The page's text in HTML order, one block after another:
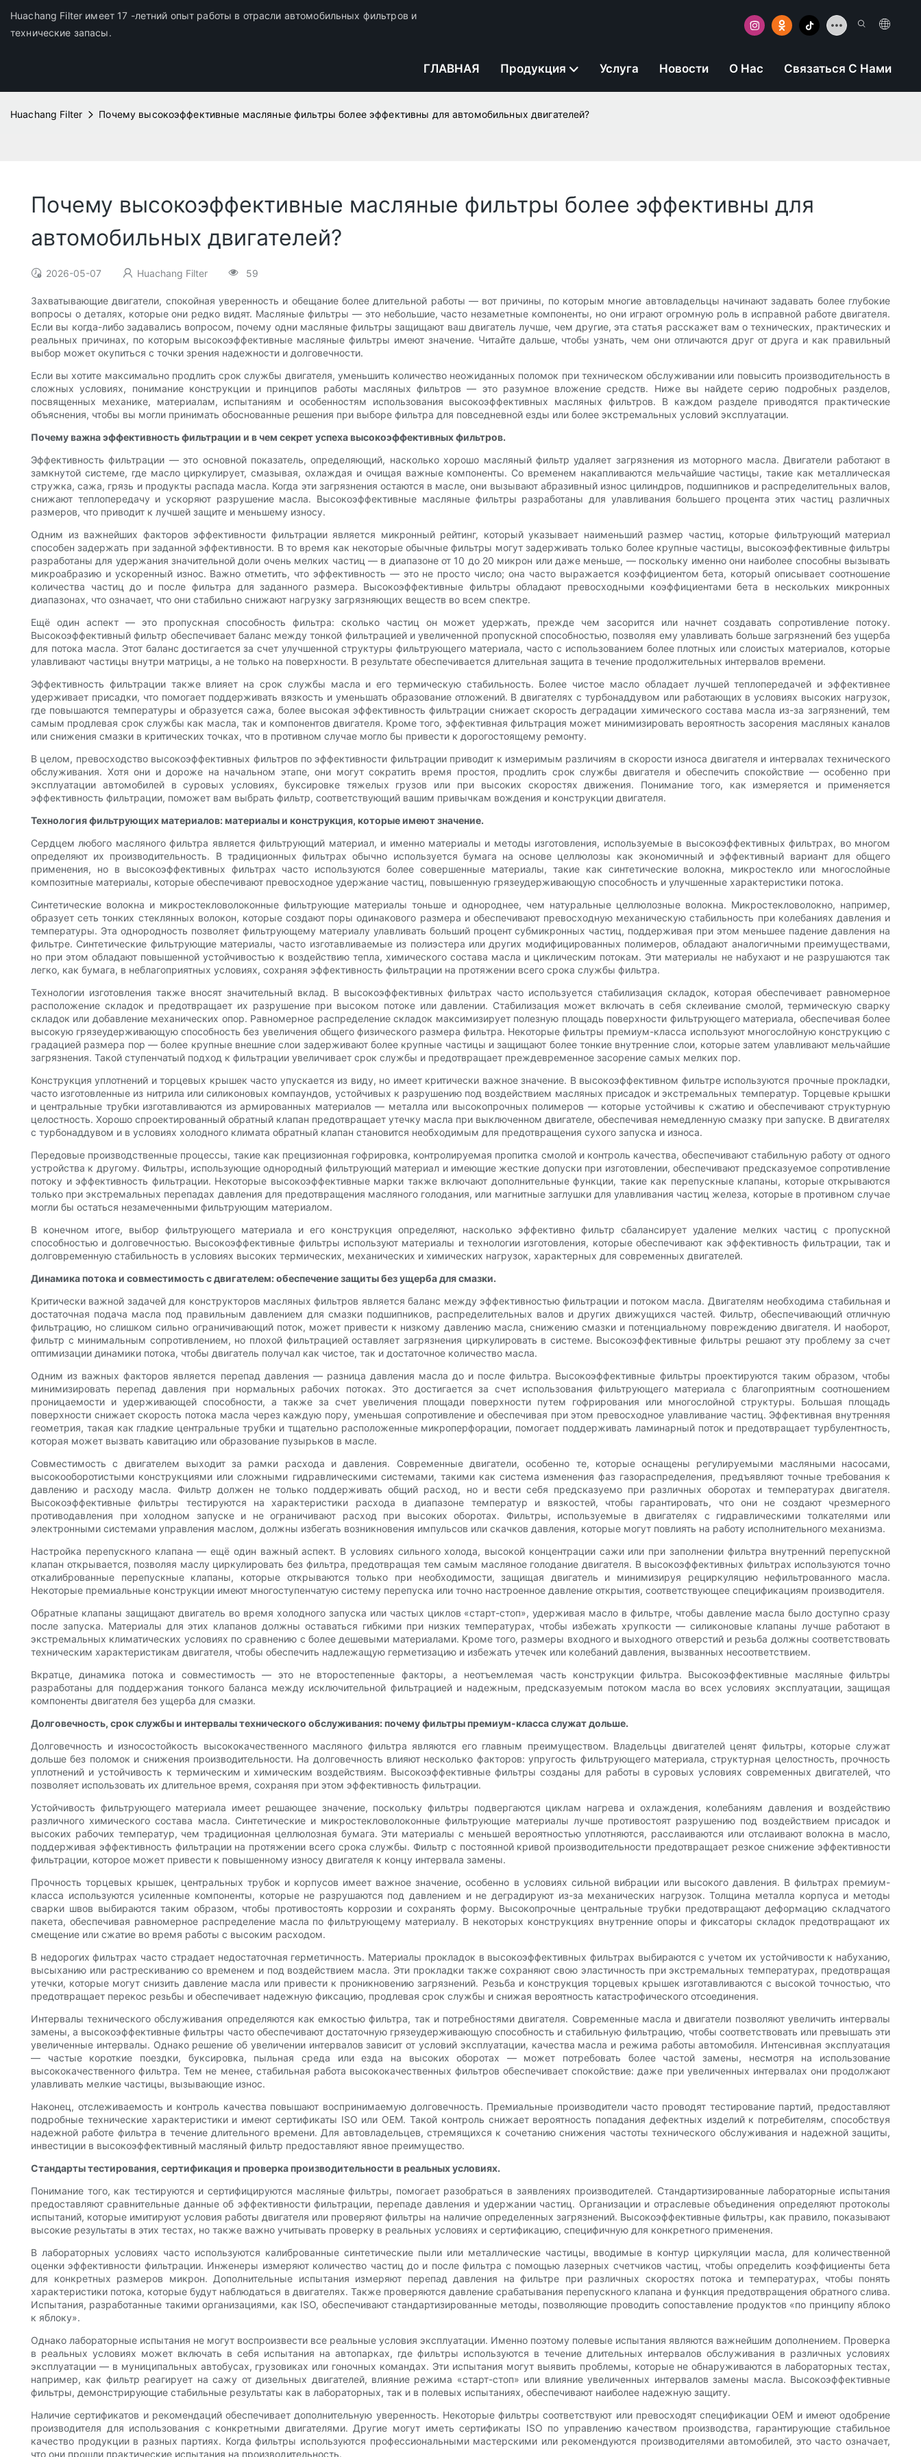
Huachang Filter имеет 17 -летний опыт работы в отрасли автомобильных фильтров и
технические запасы.
ГЛАВНАЯ Продукция Услуга Новости О Нас Связаться С Нами
Huachang Filter Почему высокоэффективные масляные фильтры более эффективны для автомобильных двигателей?
Почему высокоэффективные масляные фильтры более эффективны для
автомобильных двигателей?
2026-05-07 Huachang Filter 59
Захватывающие двигатели, спокойная уверенность и обещание более длительной работы — вот причины, по которым многие автовладельцы начинают задавать более глубокие
вопросы о деталях, которые они редко видят. Масляные фильтры — это небольшие, часто незаметные компоненты, но они играют огромную роль в исправной работе двигателя.
Если вы когда-либо задавались вопросом, почему одни масляные фильтры защищают ваш двигатель лучше, чем другие, эта статья расскажет вам о технических, практических и
реальных причинах, по которым высокоэффективные масляные фильтры имеют значение. Читайте дальше, чтобы узнать, чем они отличаются друг от друга и как правильный
выбор может окупиться с точки зрения надежности и долговечности.
Если вы хотите максимально продлить срок службы двигателя, уменьшить количество неожиданных поломок при техническом обслуживании или повысить производительность в
сложных условиях, понимание конструкции и принципов работы масляных фильтров — это разумное вложение средств. Ниже вы найдете серию подробных разделов,
посвященных механике, материалам, испытаниям и особенностям использования высокоэффективных масляных фильтров. В каждом разделе приводятся практические
объяснения, чтобы вы могли принимать обоснованные решения при выборе фильтра для повседневной езды или более экстремальных условий эксплуатации.
Почему важна эффективность фильтрации и в чем секрет успеха высокоэффективных фильтров.
Эффективность фильтрации — это основной показатель, определяющий, насколько хорошо масляный фильтр удаляет загрязнения из моторного масла. Двигатели работают в
замкнутой системе, где масло циркулирует, смазывая, охлаждая и очищая важные компоненты. Со временем накапливаются мельчайшие частицы, такие как металлическая
стружка, сажа, грязь и продукты распада масла. Когда эти загрязнения остаются в масле, они вызывают абразивный износ цилиндров, подшипников и распределительных валов,
снижают теплопередачу и ускоряют разрушение масла. Высокоэффективные масляные фильтры разработаны для улавливания большего процента этих частиц различных
размеров, что приводит к лучшей защите и меньшему износу.
Одним из важнейших факторов эффективности фильтрации является микронный рейтинг, который указывает наименьший размер частиц, которые фильтрующий материал
способен задержать при заданной эффективности. В то время как некоторые обычные фильтры могут задерживать только более крупные частицы, высокоэффективные фильтры
разработаны для удержания значительной доли очень мелких частиц — в диапазоне от 10 до 20 микрон или даже меньше, — поскольку именно они наиболее способны вызывать
микроабразию и ускоренный износ. Важно отметить, что эффективность — это не просто число; она часто выражается коэффициентом бета, который описывает соотношение
количества частиц до и после фильтра для заданного размера. Высокоэффективные фильтры обладают превосходными коэффициентами бета в нескольких микронных
диапазонах, что означает, что они стабильно снижают нагрузку загрязняющих веществ во всем спектре.
Ещё один аспект — это пропускная способность фильтра: сколько частиц он может удержать, прежде чем засорится или начнет создавать сопротивление потоку.
Высокоэффективный фильтр обеспечивает баланс между тонкой фильтрацией и увеличенной пропускной способностью, позволяя ему улавливать больше загрязнений без ущерба
для потока масла. Этот баланс достигается за счет улучшенной структуры фильтрующего материала, часто с использованием более плотных или слоистых материалов, которые
улавливают частицы внутри матрицы, а не только на поверхности. В результате обеспечивается длительная защита в течение продолжительных интервалов времени.
Эффективность фильтрации также влияет на срок службы масла и его термическую стабильность. Более чистое масло обладает лучшей теплопередачей и эффективнее
удерживает присадки, что помогает поддерживать вязкость и уменьшать образование отложений. В двигателях с турбонаддувом или работающих в условиях высоких нагрузок,
где повышаются температуры и образуется сажа, более высокая эффективность фильтрации снижает скорость деградации химического состава масла из-за загрязнений, тем
самым продлевая срок службы как масла, так и компонентов двигателя. Кроме того, эффективная фильтрация может минимизировать вероятность засорения масляных каналов
или снижения смазки в критических точках, что в противном случае могло бы привести к дорогостоящему ремонту.
В целом, превосходство высокоэффективных фильтров по эффективности фильтрации приводит к измеримым различиям в скорости износа двигателя и интервалах технического
обслуживания. Хотя они и дороже на начальном этапе, они могут сократить время простоя, продлить срок службы двигателя и обеспечить спокойствие — особенно при
эксплуатации автомобилей в суровых условиях, буксировке тяжелых грузов или при высоких скоростях движения. Понимание того, как измеряется и применяется
эффективность фильтрации, поможет вам выбрать фильтр, соответствующий вашим привычкам вождения и конструкции двигателя.
Технология фильтрующих материалов: материалы и конструкция, которые имеют значение.
Сердцем любого масляного фильтра является фильтрующий материал, и именно материалы и методы изготовления, используемые в высокоэффективных фильтрах, во многом
определяют их производительность. В традиционных фильтрах обычно используется бумага на основе целлюлозы как экономичный и эффективный вариант для общего
применения, но в высокоэффективных фильтрах часто используются более совершенные материалы, такие как синтетические волокна, микростекло или многослойные
композитные материалы, которые обеспечивают превосходное удержание частиц, повышенную грязеудерживающую способность и улучшенные характеристики потока.
Синтетические волокна и микростекловолоконные фильтрующие материалы тоньше и однороднее, чем натуральные целлюлозные волокна. Микростекловолокно, например,
образует сеть тонких стеклянных волокон, которые создают поры одинакового размера и обеспечивают превосходную механическую стабильность при колебаниях давления и
температуры. Эта однородность позволяет фильтрующему материалу улавливать больший процент субмикронных частиц, поддерживая при этом меньшее падение давления на
фильтре. Синтетические фильтрующие материалы, часто изготавливаемые из полиэстера или других модифицированных полимеров, обладают аналогичными преимуществами,
но при этом обладают повышенной устойчивостью к воздействию тепла, химического состава масла и циклическим потокам. Эти материалы не набухают и не разрушаются так
легко, как бумага, в неблагоприятных условиях, сохраняя эффективность фильтрации на протяжении всего срока службы фильтра.
Технологии изготовления также вносят значительный вклад. В высокоэффективных фильтрах часто используется стабилизация складок, которая обеспечивает равномерное
расположение складок и предотвращает их разрушение при высоком потоке или давлении. Стабилизация может включать в себя склеивание смолой, термическую сварку
складок или добавление механических опор. Равномерное распределение складок максимизирует полезную площадь поверхности фильтрующего материала, обеспечивая более
высокую грязеудерживающую способность без увеличения общего физического размера фильтра. Некоторые фильтры премиум-класса используют многослойную конструкцию с
градацией размера пор — более крупные внешние слои задерживают более крупные частицы и защищают более тонкие внутренние слои, которые затем улавливают мельчайшие
загрязнения. Такой ступенчатый подход к фильтрации увеличивает срок службы и предотвращает преждевременное засорение самых мелких пор.
Конструкция уплотнений и торцевых крышек часто упускается из виду, но имеет критически важное значение. В высокоэффективном фильтре используются прочные прокладки,
часто изготовленные из нитрила или силиконовых компаундов, устойчивых к разрушению под воздействием масляных присадок и экстремальных температур. Торцевые крышки
и центральные трубки изготавливаются из армированных материалов — металла или высокопрочных полимеров — которые устойчивы к сжатию и обеспечивают структурную
целостность. Хорошо спроектированный обратный клапан предотвращает утечку масла при выключенном двигателе, обеспечивая немедленную смазку при запуске. В двигателях
с турбонаддувом и в условиях холодного климата обратный клапан становится необходимым для предотвращения сухого запуска и износа.
Передовые производственные процессы, такие как прецизионная гофрировка, контролируемая пропитка смолой и контроль качества, обеспечивают стабильную работу от одного
устройства к другому. Фильтры, использующие однородный фильтрующий материал и имеющие жесткие допуски при изготовлении, обеспечивают предсказуемое сопротивление
потоку и эффективность фильтрации. Некоторые высокоэффективные марки также включают дополнительные функции, такие как перепускные клапаны, которые открываются
только при экстремальных перепадах давления для предотвращения масляного голодания, или магнитные заглушки для улавливания частиц железа, которые в противном случае
могли бы остаться незамеченными фильтрующим материалом.
В конечном итоге, выбор фильтрующего материала и его конструкция определяют, насколько эффективно фильтр сбалансирует удаление мелких частиц с пропускной
способностью и долговечностью. Высокоэффективные фильтры используют материалы и технологии изготовления, которые обеспечивают как эффективность фильтрации, так и
долговременную стабильность в условиях высоких термических, механических и химических нагрузок, характерных для современных двигателей.
Динамика потока и совместимость с двигателем: обеспечение защиты без ущерба для смазки.
Критически важной задачей для конструкторов масляных фильтров является баланс между эффективностью фильтрации и потоком масла. Двигателям необходима стабильная и
достаточная подача масла под правильным давлением для смазки подшипников, распределительных валов и других движущихся частей. Фильтр, обеспечивающий отличную
фильтрацию, но слишком сильно ограничивающий поток, может привести к низкому давлению масла, снижению смазки и потенциальному повреждению двигателя. И наоборот,
фильтр с минимальным сопротивлением, но плохой фильтрацией оставляет загрязнения циркулировать в системе. Высокоэффективные фильтры решают эту проблему за счет
оптимизации динамики потока, чтобы двигатель получал как чистое, так и достаточное количество масла.
Одним из важных факторов является перепад давления — разница давления масла до и после фильтра. Высокоэффективные фильтры проектируются таким образом, чтобы
минимизировать перепад давления при нормальных рабочих потоках. Это достигается за счет использования фильтрующего материала с благоприятным соотношением
проницаемости и удерживающей способности, а также за счет увеличения площади поверхности путем гофрирования или многослойной структуры. Большая площадь
поверхности снижает скорость потока масла через каждую пору, уменьшая сопротивление и обеспечивая при этом превосходное улавливание частиц. Эффективная внутренняя
геометрия, такая как гладкие центральные трубки и тщательно расположенные микроперфорации, помогает поддерживать ламинарный поток и предотвращает турбулентность,
которая может вызвать кавитацию или образование пузырьков в масле.
Совместимость с двигателем выходит за рамки расхода и давления. Современные двигатели, особенно те, которые оснащены регулируемыми масляными насосами,
высокооборотистыми конструкциями или сложными гидравлическими системами, такими как система изменения фаз газораспределения, предъявляют точные требования к
давлению и расходу масла. Фильтр должен не только поддерживать общий расход, но и вести себя предсказуемо при различных оборотах и ​​температурах двигателя.
Высокоэффективные фильтры тестируются на характеристики расхода в диапазоне температур и вязкостей, чтобы гарантировать, что они не создают чрезмерного
противодавления при холодном запуске и не ограничивают расход при высоких оборотах. Фильтры, используемые в двигателях с гидравлическими толкателями или
электронными системами управления маслом, должны избегать возникновения импульсов или скачков давления, которые могут повлиять на работу исполнительного механизма.
Настройка перепускного клапана — ещё один важный аспект. В условиях сильного холода, высокой концентрации сажи или при заполнении фильтра внутренний перепускной
клапан открывается, позволяя маслу циркулировать без фильтра, предотвращая тем самым масляное голодание двигателя. В высокоэффективных фильтрах используются точно
откалиброванные перепускные клапаны, которые открываются только при необходимости, защищая двигатель и минимизируя рециркуляцию нефильтрованного масла.
Некоторые премиальные конструкции имеют многоступенчатую систему перепуска или точно настроенное давление открытия, соответствующее спецификациям производителя.
Обратные клапаны защищают двигатель во время холодного запуска или частых циклов «старт-стоп», удерживая масло в фильтре, чтобы давление масла было доступно сразу
после запуска. Материалы для этих клапанов должны оставаться гибкими при низких температурах, чтобы избежать хрупкости — силиконовые клапаны лучше работают в
экстремальных климатических условиях по сравнению с более дешевыми материалами. Кроме того, размеры входного и выходного отверстий и резьба должны соответствовать
техническим характеристикам двигателя, чтобы обеспечить надлежащую герметизацию и избежать утечек или колебаний давления, вызванных несоответствием.
Вкратце, динамика потока и совместимость — это не второстепенные факторы, а неотъемлемая часть конструкции фильтра. Высокоэффективные масляные фильтры
разработаны для поддержания тонкого баланса между исключительной фильтрацией и надежным, предсказуемым потоком масла во всех условиях эксплуатации, защищая
компоненты двигателя без ущерба для смазки.
Долговечность, срок службы и интервалы технического обслуживания: почему фильтры премиум-класса служат дольше.
Долговечность и износостойкость высококачественного масляного фильтра являются его главным преимуществом. Владельцы двигателей ценят фильтры, которые служат
дольше без поломок и снижения производительности. На долговечность влияют несколько факторов: упругость фильтрующего материала, структурная целостность, прочность
уплотнений и устойчивость к термическим и химическим воздействиям. Высокоэффективные фильтры созданы для работы в суровых условиях современных двигателей, что
позволяет использовать их длительное время, сохраняя при этом эффективность фильтрации.
Устойчивость фильтрующего материала имеет решающее значение, поскольку фильтры подвергаются циклам нагрева и охлаждения, колебаниям давления и воздействию
различного химического состава масла. Синтетические и микростекловолоконные фильтрующие материалы лучше противостоят разрушению под воздействием присадок и
высоких рабочих температур, чем традиционная целлюлозная бумага. Эти материалы с меньшей вероятностью уплотняются, расслаиваются или отслаивают волокна в масло,
поддерживая эффективность фильтрации на протяжении всего срока службы. Фильтр с постоянной кривой производительности предотвращает резкое снижение эффективности
фильтрации, которое может привести к повышенному износу двигателя к концу интервала замены.
Прочность торцевых крышек, центральных трубок и корпусов имеет важное значение, особенно в условиях сильной вибрации или высокого давления. В фильтрах премиум-
класса используются усиленные компоненты, которые не разрушаются под давлением и не деградируют из-за механических нагрузок. Толщина металла корпуса и методы
сварки швов выбираются таким образом, чтобы противостоять коррозии и сохранять форму. Высокопрочные центральные трубки предотвращают деформацию складчатого
пакета, обеспечивая равномерное распределение масла по фильтрующему материалу. В некоторых конструкциях внутренние опоры и фиксаторы складок предотвращают их
смещение или сжатие во время работы с высоким расходом.
В недорогих фильтрах часто страдает недостаточная герметичность. Материалы прокладок в высокоэффективных фильтрах выбираются с учетом их устойчивости к набуханию,
высыханию или растрескиванию со временем и под воздействием масла. Эти прокладки также сохраняют свою эластичность при экстремальных температурах, предотвращая
утечки, которые могут снизить давление масла или привести к проникновению загрязнений. Резьба и конструкция торцевых крышек изготавливаются с высокой точностью, что
предотвращает перекос резьбы и обеспечивает надежную фиксацию, продлевая срок службы и снижая вероятность катастрофического отсоединения.
Интервалы технического обслуживания определяются как емкостью фильтра, так и потребностями двигателя. Современные масла и двигатели позволяют увеличить интервалы
замены, а высокоэффективные фильтры часто обеспечивают достаточную грязеудерживающую способность и стабильную фильтрацию, чтобы соответствовать или превышать эти
увеличенные интервалы. Однако решение об увеличении интервалов зависит от условий эксплуатации, качества масла и режима работы автомобиля. Интенсивная эксплуатация
— частые короткие поездки, буксировка, пыльная среда или езда на высоких оборотах — может потребовать более частой замены, несмотря на использование
высококачественного фильтра. Тем не менее, стабильная работа высококачественных фильтров обеспечивает спокойствие: даже при увеличенных интервалах они продолжают
улавливать мелкие частицы, вызывающие износ.
Наконец, отслеживаемость и контроль качества повышают воспринимаемую долговечность. Премиальные производители часто проводят тестирование партий, предоставляют
подробные технические характеристики и имеют сертификаты ISO или OEM. Такой контроль снижает вероятность попадания дефектных изделий к потребителям, способствуя
надежной работе фильтра в течение длительного времени. Для автовладельцев, стремящихся к сочетанию снижения частоты технического обслуживания и надежной защиты,
инвестиции в высокоэффективный масляный фильтр предоставляют явное преимущество.
Стандарты тестирования, сертификация и проверка производительности в реальных условиях.
Понимание того, как тестируются и сертифицируются масляные фильтры, помогает разобраться в заявлениях производителей. Стандартизированные лабораторные испытания
предоставляют сравнительные данные об эффективности фильтрации, перепаде давления и удержании частиц. Организации и отраслевые объединения определяют протоколы
испытаний, которые имитируют условия работы двигателя или проверяют фильтры на наличие определенных загрязнений. Высокоэффективные фильтры, как правило, показывают
высокие результаты в этих тестах, но также важно учитывать проверку в реальных условиях и сертификацию, специфичную для конкретного применения.
В лабораторных условиях часто используются калиброванные синтетические пыли или металлические частицы, вводимые в контур циркуляции масла, для количественной
оценки эффективности фильтрации. Инженеры измеряют количество частиц до и после фильтра с помощью лазерных счетчиков частиц, чтобы определить коэффициенты бета
для конкретных размеров микрон. Дополнительные испытания измеряют перепад давления на фильтре при различных скоростях потока и температурах, чтобы понять
характеристики потока, которые будут наблюдаться в двигателях. Также проверяются давление срабатывания перепускного клапана и функция предотвращения обратного слива.
Испытания, разработанные такими организациями, как ISO, обеспечивают стандартизированные методы, позволяющие проводить сопоставление продуктов «по принципу яблоко
к яблоку».
Однако лабораторные испытания не могут воспроизвести все реальные условия эксплуатации. Именно поэтому полевые испытания являются важнейшим дополнением. Проверка
в реальных условиях может включать в себя испытания на автопарках, где фильтры используются в течение длительных интервалов обслуживания в различных условиях
эксплуатации — в муниципальных автобусах, грузовиках или гоночных командах. Эти испытания могут выявить проблемы, которые не обнаруживаются в лабораторных тестах,
например, как фильтр реагирует на сажу от дизельных двигателей, влияние режима «старт-стоп» или влияние увеличенных интервалов замены масла. Высокоэффективные
фильтры, демонстрирующие стабильные результаты как в лабораторных, так и в полевых испытаниях, обеспечивают наиболее надежную защиту.
Наличие сертификатов и рекомендаций обеспечивает дополнительную уверенность. Некоторые фильтры соответствуют или превосходят спецификации OEM и имеют одобрение
производителя для использования с конкретными двигателями. Другие могут иметь сертификаты ISO по управлению качеством производства, гарантирующие стабильное
качество продукции в разных партиях. Когда фильтры используются профессиональными мастерскими или рекомендуются производителями автомобилей, это часто означает,
что они прошли практические испытания на производительность.